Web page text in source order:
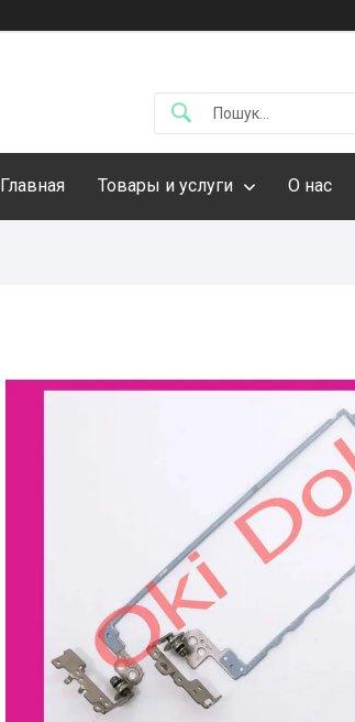
Главная Товары и услуги О нас